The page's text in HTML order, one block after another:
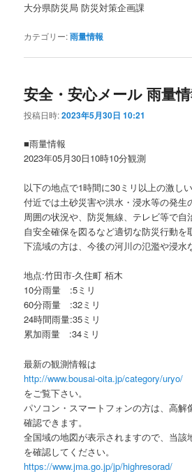
大分県防災局 防災対策企画課
カテゴリー:雨量情報
安全・安心メール 雨量
投稿日時:2023年5月30日 10:21
■雨量情報
2023年05月30日10時10分観測
以下の地点で1時間に30ミリ以上の激し
付近では土砂災害や洪水・浸水等の発生
周囲の状況や、防災無線、テレビ等で自
自安全確保を図るなど適切な防災行動を
下流域の方は、今後の河川の氾濫や浸水
地点:竹田市-久住町 栢木
10分雨量 :5ミリ
60分雨量 :32ミリ
24時間雨量:35ミリ
累加雨量 :34ミリ
最新の観測情報は
http://www.bousai-oita.jp/category/uryo/
をご覧下さい。
パソコン・スマートフォンの方は、高解
確認できます。
全国域の地図が表示されますので、当該
を確認してください。
https://www.jma.go.jp/jp/highresorad/